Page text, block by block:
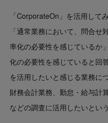
「CorporateOn」を活用して
「通常業務において、問合
率化の必要性を感じているか
化の必要性を感じていると回
を活用したいと感じる業務に
財務会計業務、勤怠・給与計
などの調査に活用したいとい